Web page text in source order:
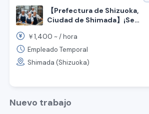
【Prefectura de Shizuoka,
Ciudad de Shimada】¡Se
fabricación de pan congelado
con alta remuneración! 🍞
￥1,400 ~ /hora
Empleado Temporal
Shimada (Shizuoka)
Nuevo trabajo